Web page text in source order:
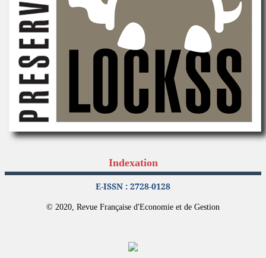
Indexation
E-ISSN : 2728-0128
© 2020, Revue Française d'Economie et de Gestion